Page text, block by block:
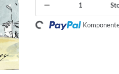
Loading...